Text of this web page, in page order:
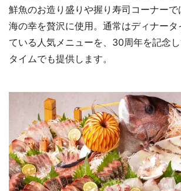
鮮魚のお造り盛りや握り寿司コーナー
海の幸を贅沢に使用。通常はディナータ
ている人気メニューを、30周年を記念
タイムでも提供します。